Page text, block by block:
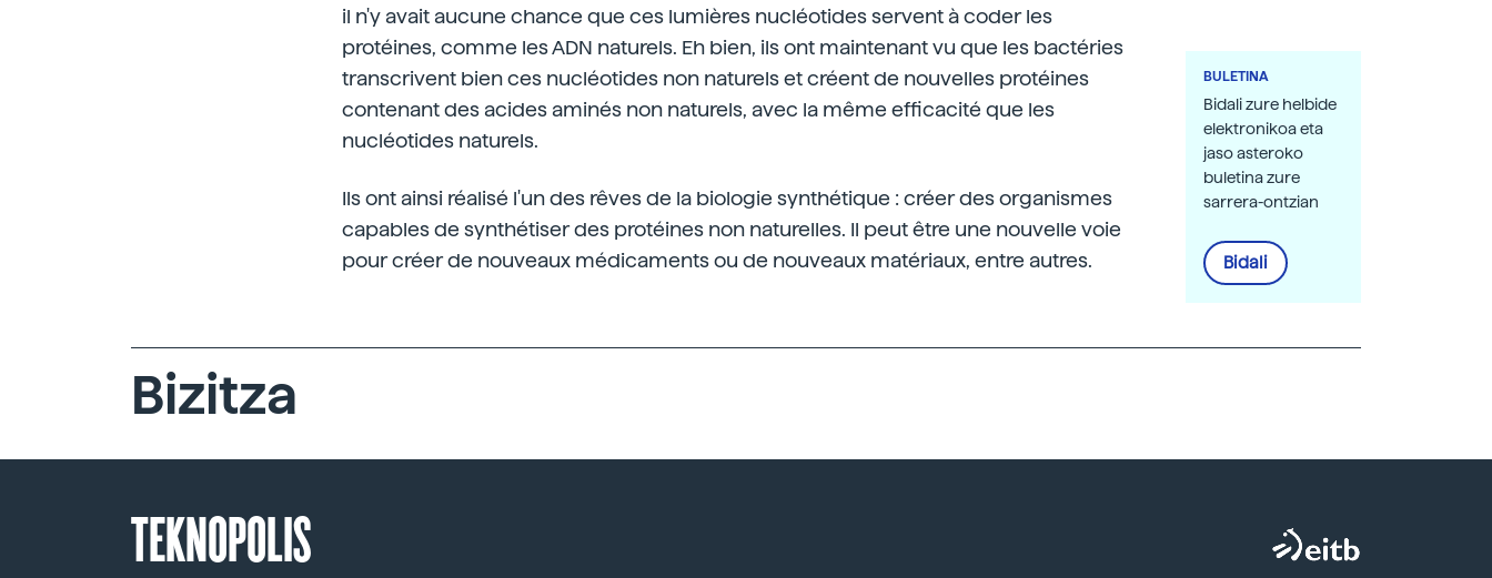
il n'y avait aucune chance que ces lumières nucléotides servent à coder les
protéines, comme les ADN naturels. Eh bien, ils ont maintenant vu que les bactéries
transcrivent bien ces nucléotides non naturels et créent de nouvelles protéines
contenant des acides aminés non naturels, avec la même efficacité que les
nucléotides naturels.
Ils ont ainsi réalisé l'un des rêves de la biologie synthétique : créer des organismes
capables de synthétiser des protéines non naturelles. Il peut être une nouvelle voie
pour créer de nouveaux médicaments ou de nouveaux matériaux, entre autres.
BULETINA
Bidali zure helbide
elektronikoa eta
jaso asteroko
buletina zure
sarrera-ontzian
Bidali
Bizitza
TEKNOPOLIS